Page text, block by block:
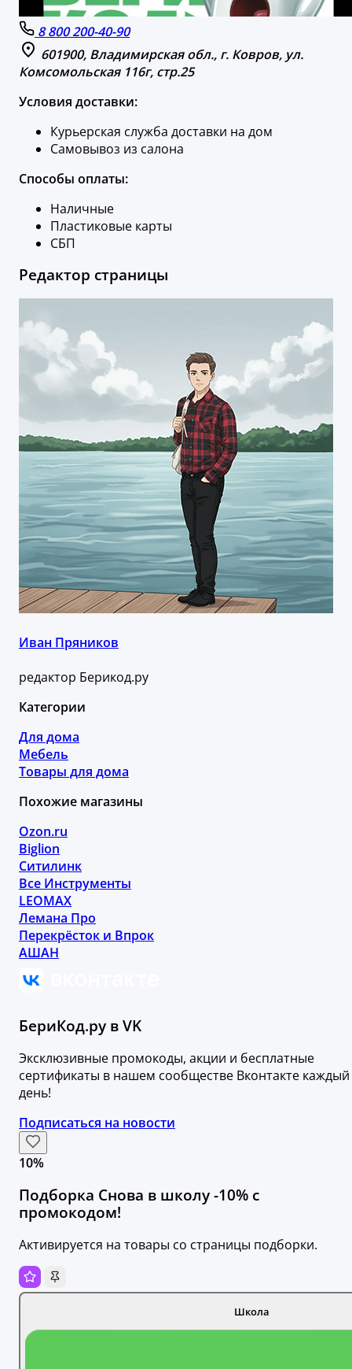
8 800 200-40-90
601900, Владимирская обл., г. Ковров, ул.
Комсомольcкая 116г, стр.25
Условия доставки:
Курьерская служба доставки на дом
Самовывоз из салона
Способы оплаты:
Наличные
Пластиковые карты
СБП
Редактор страницы
Иван Пряников
редактор Берикод.ру
Категории
Для дома
Мебель
Товары для дома
Похожие магазины
Ozon.ru
Biglion
Ситилинк
Все Инструменты
LEOMAX
Лемана Про
Перекрёсток и Впрок
АШАН
БериКод.ру в VK
Эксклюзивные промокоды, акции и бесплатные
сертификаты в нашем сообществе Вконтакте каждый
день!
Подписаться на новости
10%
Подборка Снова в школу -10% с
промокодом!
Активируется на товары со страницы подборки.
Школа